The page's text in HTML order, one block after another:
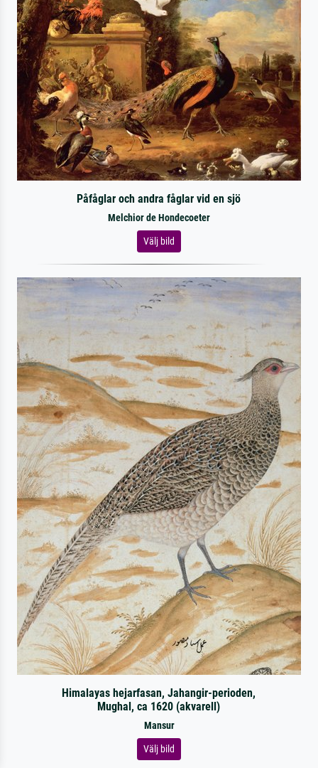
Påfåglar och andra fåglar vid en sjö
Melchior de Hondecoeter
Välj bild
Himalayas hejarfasan, Jahangir-perioden,
Mughal, ca 1620 (akvarell)
Mansur
Välj bild